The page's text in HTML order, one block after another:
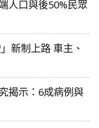
人口與後50%民眾
新制上路 車主、
揭示：6成病例與